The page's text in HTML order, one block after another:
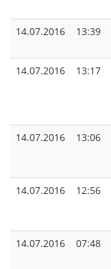
14.07.2016
13:39
14.07.2016
13:17
14.07.2016
13:06
14.07.2016
12:56
14.07.2016
07:48